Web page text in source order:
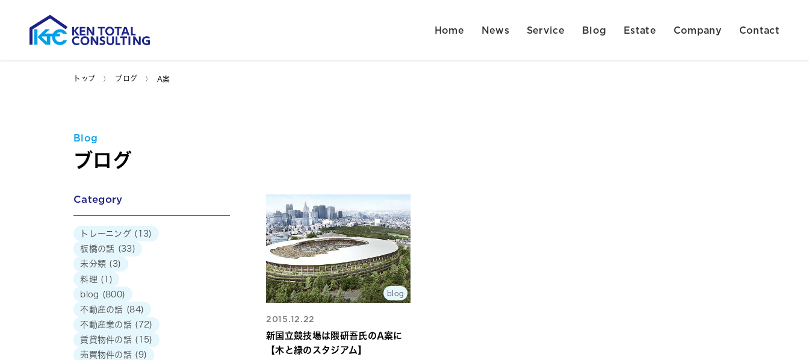
Home News Service Blog Estate Company Contact
トップ ブログ A案
Blog
ブログ
blog
2015.12.22
新国立競技場は隈研吾氏のA案に
【木と緑のスタジアム】
Category
トレーニング (13)
板橋の話 (33)
未分類 (3)
料理 (1)
blog (800)
不動産の話 (84)
不動産業の話 (72)
賃貸物件の話 (15)
売買物件の話 (9)